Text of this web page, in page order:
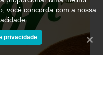
você concorda com a nossa
privacidade Fechar